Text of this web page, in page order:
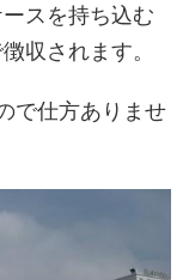
スを持ち込む
収されます。
で仕方ありませ